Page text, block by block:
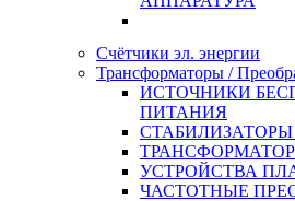
Счётчики эл. энергии
Трансформаторы /
ИСТОЧНИКИ
ПИТАНИЯ
УСТРОЙСТВА
ЧАСТОТНЫЕ